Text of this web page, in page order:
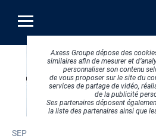
contenu
principal
SEPTEMBRE 2024
Axess Groupe dépose des
similaires afin de mesurer et
personnaliser son contenu
de vous proposer sur le site du
services de partage de vidéo,
de la publicité
Ses partenaires déposent
la liste des partenaires ainsi que